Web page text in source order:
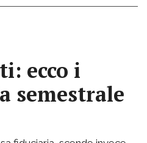
ecco i
semestrale